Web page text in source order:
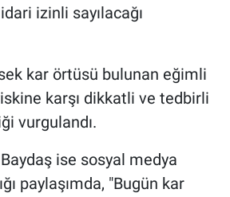
izinli sayılacağı
kar örtüsü bulunan eğimli
karşı dikkatli ve tedbirli
vurgulandı.
ise sosyal medya
paylaşımda, "Bugün kar